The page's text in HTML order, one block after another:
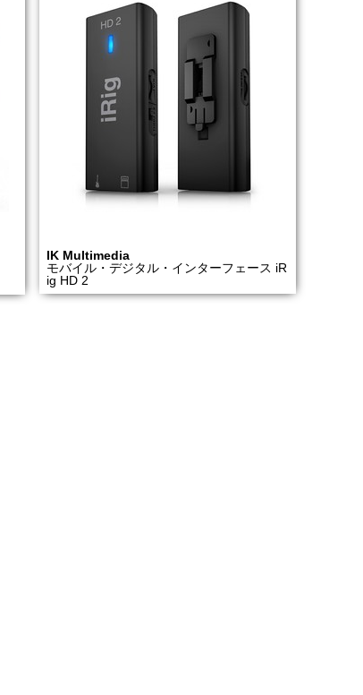
IK Multimedia
モバイル・デジタル・インターフェース iR
ig HD 2